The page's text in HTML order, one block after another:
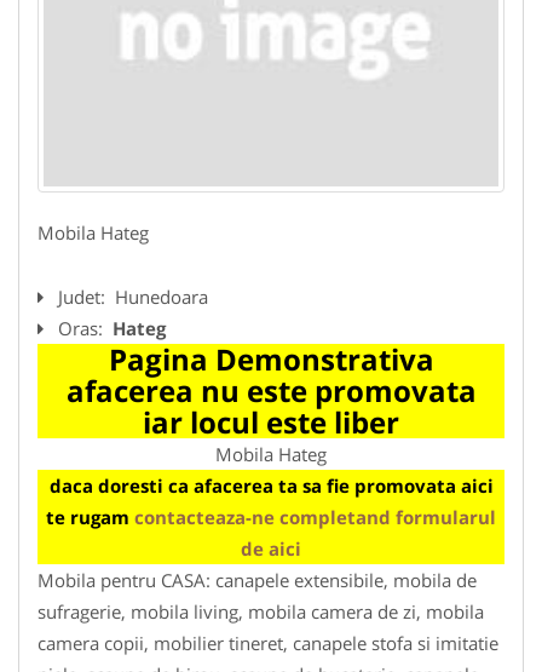
Mobila Hateg
Judet: Hunedoara
Oras: Hateg
Pagina Demonstrativa
afacerea nu este promovata
iar locul este liber
Mobila Hateg
daca doresti ca afacerea ta sa fie promovata aici
te rugam contacteaza-ne completand formularul
de aici
Mobila pentru CASA: canapele extensibile, mobila de
sufragerie, mobila living, mobila camera de zi, mobila
camera copii, mobilier tineret, canapele stofa si imitatie